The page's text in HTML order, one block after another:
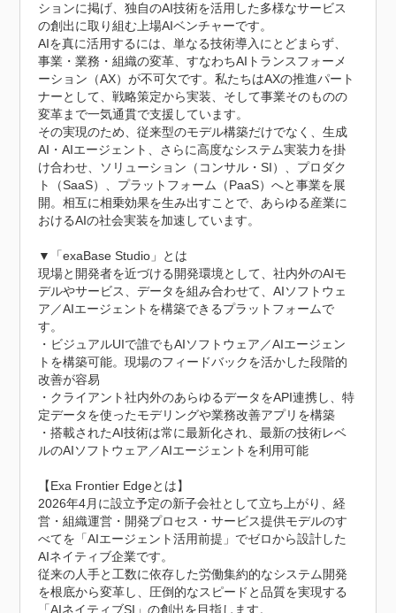
ションに掲げ、独自のAI技術を活用した多様なサービス
の創出に取り組む上場AIベンチャーです。
AIを真に活用するには、単なる技術導入にとどまらず、
事業・業務・組織の変革、すなわちAIトランスフォーメ
ーション（AX）が不可欠です。私たちはAXの推進パート
ナーとして、戦略策定から実装、そして事業そのものの
変革まで一気通貫で支援しています。
その実現のため、従来型のモデル構築だけでなく、生成
AI・AIエージェント、さらに高度なシステム実装力を掛
け合わせ、ソリューション（コンサル・SI）、プロダク
ト（SaaS）、プラットフォーム（PaaS）へと事業を展
開。相互に相乗効果を生み出すことで、あらゆる産業に
おけるAIの社会実装を加速しています。
▼「exaBase Studio」とは
現場と開発者を近づける開発環境として、社内外のAIモ
デルやサービス、データを組み合わせて、AIソフトウェ
ア／AIエージェントを構築できるプラットフォームで
す。
・ビジュアルUIで誰でもAIソフトウェア／AIエージェン
トを構築可能。現場のフィードバックを活かした段階的
改善が容易
・クライアント社内外のあらゆるデータをAPI連携し、特
定データを使ったモデリングや業務改善アプリを構築
・搭載されたAI技術は常に最新化され、最新の技術レベ
ルのAIソフトウェア／AIエージェントを利用可能
【Exa Frontier Edgeとは】
2026年4月に設立予定の新子会社として立ち上がり、経
営・組織運営・開発プロセス・サービス提供モデルのす
べてを「AIエージェント活用前提」でゼロから設計した
AIネイティブ企業です。
従来の人手と工数に依存した労働集約的なシステム開発
を根底から変革し、圧倒的なスピードと品質を実現する
「AIネイティブSI」の創出を目指します。